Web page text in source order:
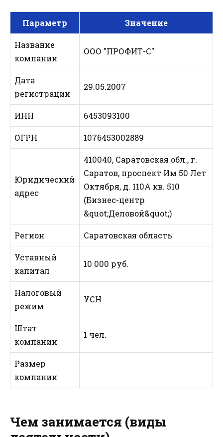
Параметр Значение
Название
компании
ООО "ПРОФИТ-С"
Дата
регистрации
29.05.2007
ИНН 6453093100
ОГРН 1076453002889
Юридический
адрес
410040, Саратовская обл., г.
Саратов, проспект Им 50 Лет
Октября, д. 110А кв. 510
(Бизнес-центр
&quot;Деловой&quot;)
Регион Саратовская область
Уставный
капитал
10 000 руб.
Налоговый
режим
УСН
Штат
компании
1 чел.
Размер
компании
Чем занимается (виды